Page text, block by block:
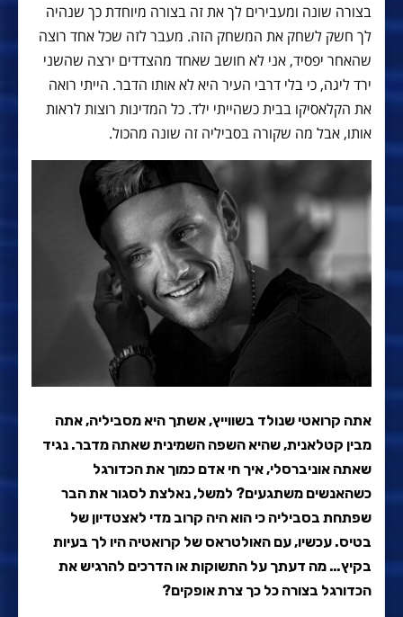
בצורה שונה ומעבירים לך את זה בצורה מיוחדת כך שנהיה
לך חשק לשחק את המשחק הזה. מעבר לזה שכל אחד רוצה
שהאחר יפסיד, אני לא חושב שאחד מהצדדים ירצה שהשני
ירד ליגה, כי בלי דרבי העיר היא לא אותו הדבר. הייתי רואה
את הקלאסיקו בבית כשהייתי ילד. כל המדינות רוצות לראות
אותו, אבל מה שקורה בסביליה זה שונה מהכול.
אתה קרואטי שנולד בשווייץ, אשתך היא מסביליה, אתה
מבין קטלאנית, שהיא השפה השמינית שאתה מדבר. נגיד
שאתה אוניברסלי, איך חי אדם כמוך את הכדורגל
כשהאנשים משתגעים? למשל, נאלצת לסגור את הבר
שפתחת בסביליה כי הוא היה קרוב מדי לאצטדיון של
בטיס. עכשיו, עם האולטראס של קרואטיה היו לך בעיות
בקיץ… מה דעתך על התשוקות או הדרכים להרגיש את
הכדורגל בצורה כל כך צרת אופקים?